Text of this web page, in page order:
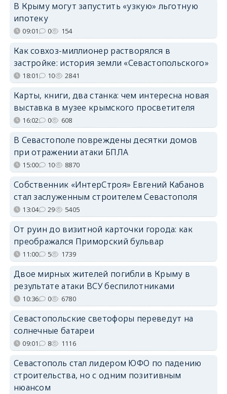
В Крыму могут запустить «узкую» льготную
ипотеку
09:01 0 154
Как совхоз-миллионер растворялся в
застройке: история земли «Севастопольского»
18:01 10 2841
Карты, книги, два станка: чем интересна новая
выставка в музее крымского просветителя
16:02 0 608
В Севастополе повреждены десятки домов
при отражении атаки БПЛА
15:00 10 8870
Собственник «ИнтерСтроя» Евгений Кабанов
стал заслуженным строителем Севастополя
13:04 29 5405
От руин до визитной карточки города: как
преображался Приморский бульвар
11:00 5 1739
Двое мирных жителей погибли в Крыму в
результате атаки ВСУ беспилотниками
10:36 0 6780
Севастопольские светофоры переведут на
солнечные батареи
09:01 8 1116
Севастополь стал лидером ЮФО по падению
строительства, но с одним позитивным
нюансом